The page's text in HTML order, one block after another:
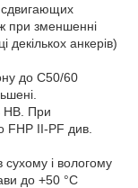
сдвигающих
при зменшенні
декількох анкерів)
до C50/60
HB. При
FHP II-PF див.
сухому і вологому
до +50 °C